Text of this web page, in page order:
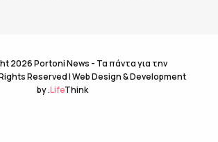
2026 Portoni News - Τα πάντα για την
Reserved |Web Design & Development
by.LifeThink